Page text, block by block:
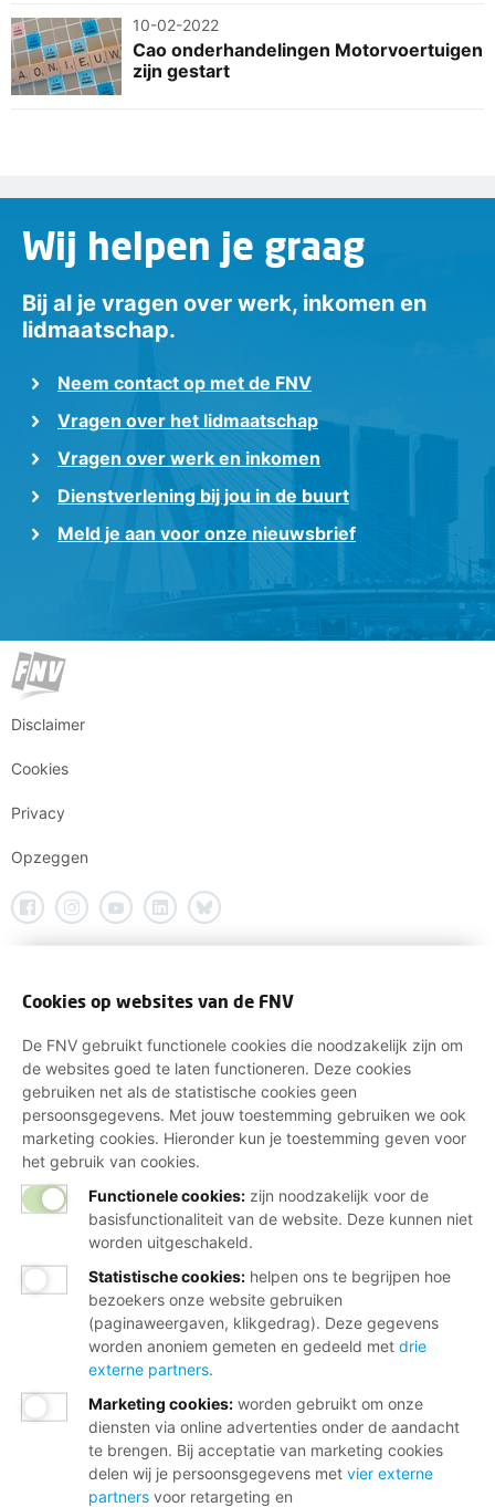
10-02-2022
Cao onderhandelingen Motorvoertuigen
zijn gestart
Wij helpen je graag
Bij al je vragen over werk, inkomen en
lidmaatschap.
Neem contact op met de FNV
Vragen over het lidmaatschap
Vragen over werk en inkomen
Dienstverlening bij jou in de buurt
Meld je aan voor onze nieuwsbrief
Disclaimer
Cookies
Privacy
Opzeggen
Cookies op websites van de FNV
De FNV gebruikt functionele cookies die noodzakelijk zijn om
de websites goed te laten functioneren. Deze cookies
gebruiken net als de statistische cookies geen
persoonsgegevens. Met jouw toestemming gebruiken we ook
marketing cookies. Hieronder kun je toestemming geven voor
het gebruik van cookies.
Functionele cookies: zijn noodzakelijk voor de
basisfunctionaliteit van de website. Deze kunnen niet
worden uitgeschakeld.
Statistische cookies: helpen ons te begrijpen hoe
bezoekers onze website gebruiken
(paginaweergaven, klikgedrag). Deze gegevens
worden anoniem gemeten en gedeeld met drie
externe partners.
Marketing cookies: worden gebruikt om onze
diensten via online advertenties onder de aandacht
te brengen. Bij acceptatie van marketing cookies
delen wij je persoonsgegevens met vier externe
partners voor retargeting en